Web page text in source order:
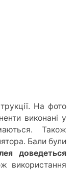
На фото
виконані у
Також
Бали були
доведеться
використання